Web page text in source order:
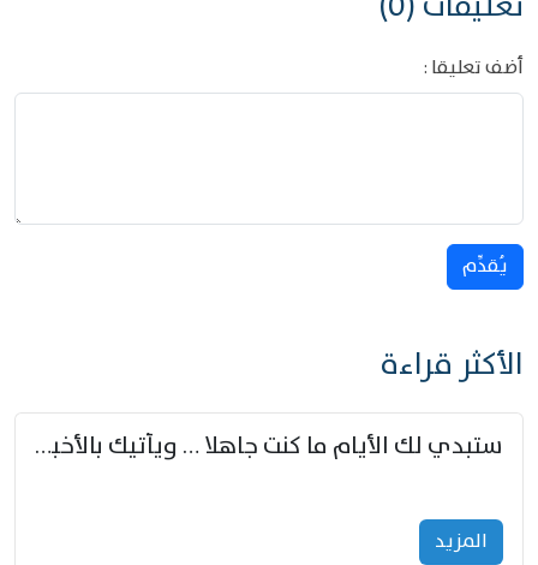
أضف تعليقا :
يُقدِّم
الأكثر قراءة
ستبدي لك الأيام ما كنت جاهلا … ويأتيك بالأخبار من لم تزوّد
المزید